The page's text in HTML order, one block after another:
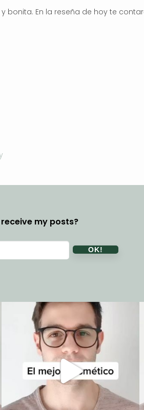
bonita. En la reseña de hoy te
my posts?